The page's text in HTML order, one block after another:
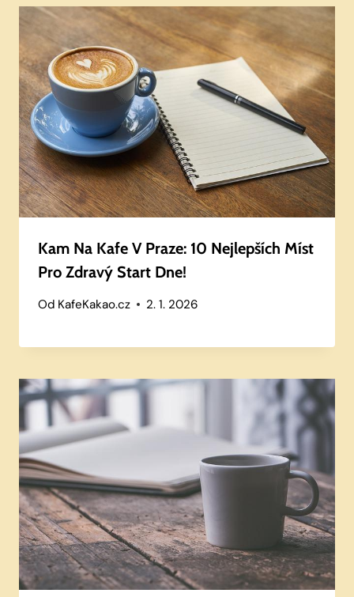
Kam Na Kafe V Praze: 10 Nejlepších Míst
Pro Zdravý Start Dne!
Od KafeKakao.cz 2. 1. 2026